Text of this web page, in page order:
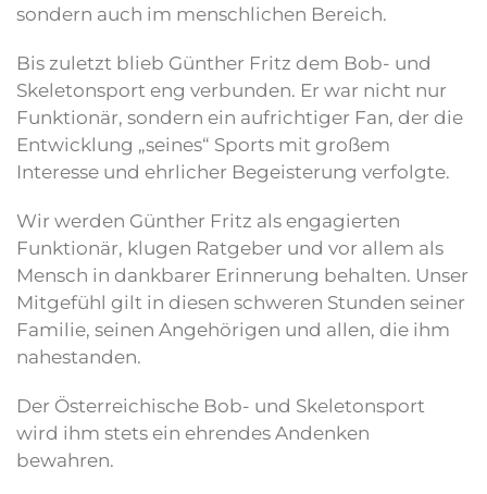
sondern auch im menschlichen Bereich.
Bis zuletzt blieb Günther Fritz dem Bob- und
Skeletonsport eng verbunden. Er war nicht nur
Funktionär, sondern ein aufrichtiger Fan, der die
Entwicklung „seines“ Sports mit großem
Interesse und ehrlicher Begeisterung verfolgte.
Wir werden Günther Fritz als engagierten
Funktionär, klugen Ratgeber und vor allem als
Mensch in dankbarer Erinnerung behalten. Unser
Mitgefühl gilt in diesen schweren Stunden seiner
Familie, seinen Angehörigen und allen, die ihm
nahestanden.
Der Österreichische Bob- und Skeletonsport
wird ihm stets ein ehrendes Andenken
bewahren.